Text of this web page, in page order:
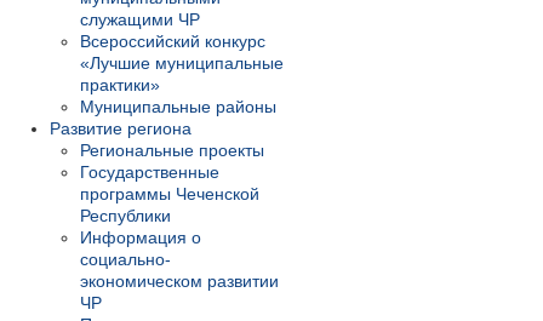
служащими ЧР
Всероссийский конкурс
«Лучшие муниципальные
практики»
Муниципальные районы
Развитие региона
Региональные проекты
Государственные
программы Чеченской
Республики
Информация о
социально-
экономическом развитии
ЧР